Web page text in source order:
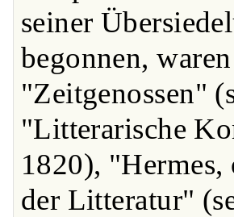
seiner
begonnen,
"Zeitgenossen"
"Litterarische
1820), "Hermes,
der Litteratur"